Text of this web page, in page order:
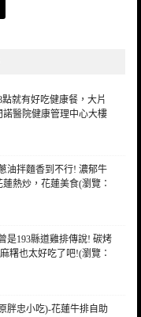
就有好吃健康餐，大片
醫院健康管理中心大樓
油拌麵香到不行! 濃郁牛
熱炒，花蓮美食(瀏覽：
是193縣道雞排傳說! 碳烤
糬也太好吃了吧!(瀏覽：
胖忠小吃)-花蓮牛排自助